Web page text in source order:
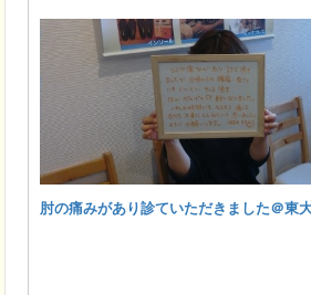
肘の痛みがあり診ていただきました＠東